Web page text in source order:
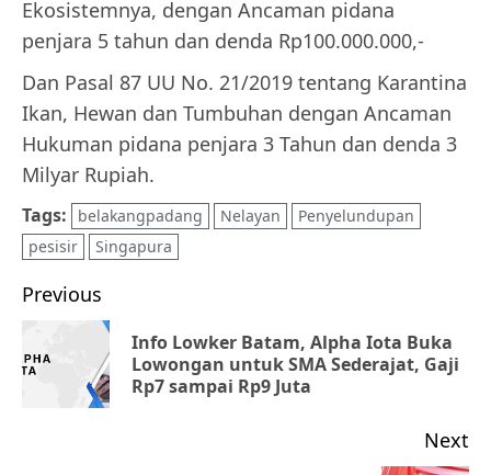
Ekosistemnya, dengan Ancaman pidana
penjara 5 tahun dan denda Rp100.000.000,-
Dan Pasal 87 UU No. 21/2019 tentang Karantina
Ikan, Hewan dan Tumbuhan dengan Ancaman
Hukuman pidana penjara 3 Tahun dan denda 3
Milyar Rupiah.
Tags: belakangpadang Nelayan
Penyelundupan
pesisir
Singapura
Post
navigation
Previous
Info Lowker Batam, Alpha Iota Buka
Lowongan untuk SMA Sederajat, Gaji
Rp7 sampai Rp9 Juta
Next